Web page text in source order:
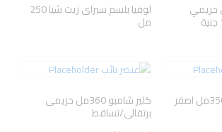
600مل حريمي لوفيا بلسم سبراى زيت شيا 250
مل
صن سيلك شامبو 350مل اصفر كلير شامبو 360مل حريمى
برتقالى/تساقط